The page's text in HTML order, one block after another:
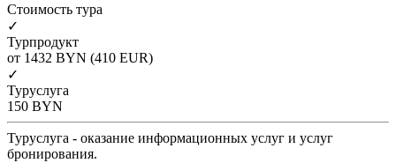
Cтоимость тура
✓
Турпродукт
от 1432 BYN (410 EUR)
✓
Туруслуга
150 BYN
Туруслуга - оказание информационных услуг и услуг
бронирования.